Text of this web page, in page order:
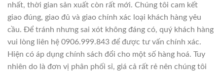
nhất, thời gian sản xuất còn rất mới. Chúng tôi cam kết
giao đúng, giao đủ và giao chính xác loại khách hàng yêu
cầu. Để tránh nhưng sai xót không đáng có, quý khách hàng
vui lòng liên hệ 0906.999.843 để được tư vấn chính xác.
Hiện có áp dụng chính sách đổi cho một số hàng hoá. Tuy
nhiên do là đơn vị phân phối sỉ, giá cả rất rẻ nên chúng tôi